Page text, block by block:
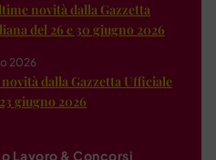
novità dalla Gazzetta
del 26 e 30 giugno 2026
2026
dalla Gazzetta Ufficiale
giugno 2026
Lavoro & Concorsi